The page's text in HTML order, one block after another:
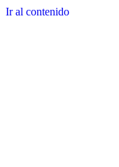
Ir al contenido